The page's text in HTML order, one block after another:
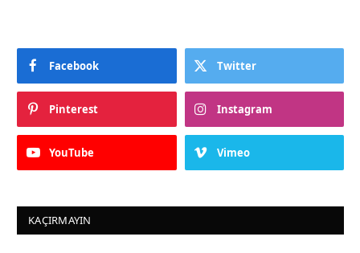
Facebook Twitter
Pinterest Instagram
YouTube Vimeo
KAÇIRMAYIN